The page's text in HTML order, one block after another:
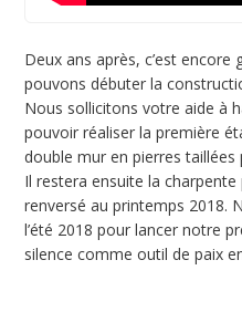
Deux ans après, c’est encore
pouvons débuter la
Nous sollicitons votre aide à
pouvoir réaliser la première
double mur en pierres
Il restera ensuite la
renversé au printemps 2018.
l’été 2018 pour lancer notre
silence comme outil de paix